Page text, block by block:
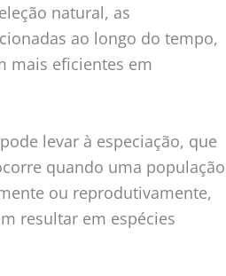
natural, as
ao longo do tempo,
mais eficientes em
levar à especiação, que
quando uma população
ou reprodutivamente,
resultar em espécies